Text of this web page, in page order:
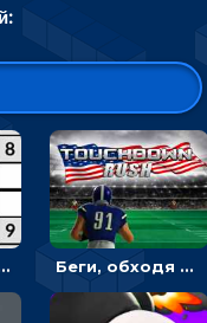
реши 30 уровней головоломки Беги, обходя соперников и собирай бонусы - американский футбол